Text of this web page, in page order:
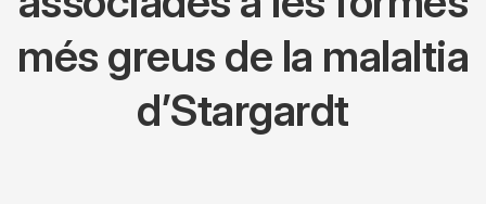
més greus de la malaltia
d’Stargardt